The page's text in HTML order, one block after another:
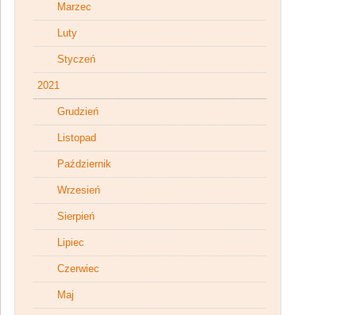
Marzec
Luty
Styczeń
2021
Grudzień
Listopad
Październik
Wrzesień
Sierpień
Lipiec
Czerwiec
Maj